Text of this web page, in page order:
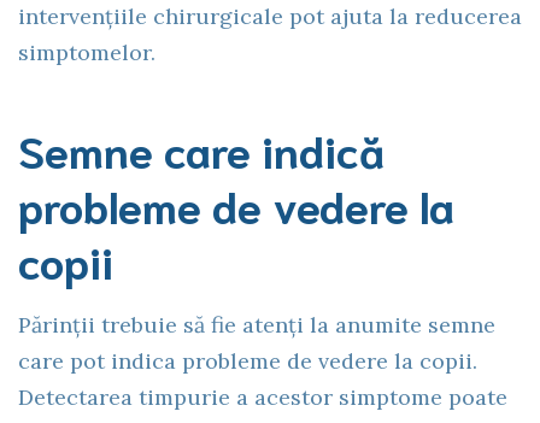
intervențiile chirurgicale pot ajuta la reducerea
simptomelor.
Semne care indică
probleme de vedere la
copii
Părinții trebuie să fie atenți la anumite semne
care pot indica probleme de vedere la copii.
Detectarea timpurie a acestor simptome poate